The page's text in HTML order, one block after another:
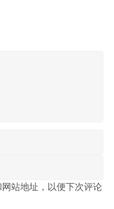
站地址，以便下次评论